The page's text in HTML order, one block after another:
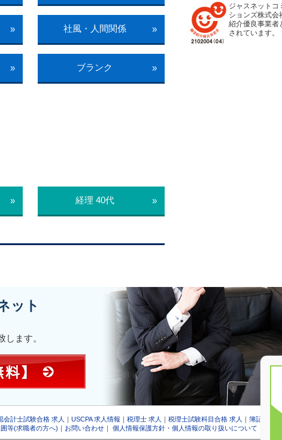
» 社風・人間関係 »
» ブランク »
» 経理 40代 »
ジャスネットコ
ションズ株式会
紹介優良事業者
されています。
ット
ます。
会計士試験合格 求人 ｜ USCPA 求人情報 ｜ 税理士 求人 ｜ 税理士試験科目合格 求人 ｜ 簿記検定合
等(求職者の方へ) ｜ お問い合わせ｜ 個人情報保護方針・個人情報の取り扱いについて